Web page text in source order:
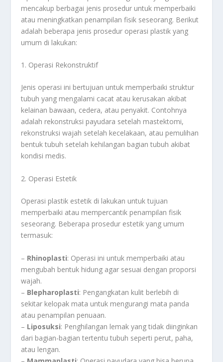
mencakup berbagai jenis prosedur untuk memperbaiki
atau meningkatkan penampilan fisik seseorang. Berikut
adalah beberapa jenis prosedur operasi plastik yang
umum di lakukan:
1. Operasi Rekonstruktif
Jenis operasi ini bertujuan untuk memperbaiki struktur
tubuh yang mengalami cacat atau kerusakan akibat
kelainan bawaan, cedera, atau penyakit. Contohnya
adalah rekonstruksi payudara setelah mastektomi,
rekonstruksi wajah setelah kecelakaan, atau pemulihan
bentuk tubuh setelah kehilangan bagian tubuh akibat
kondisi medis.
2. Operasi Estetik
Operasi plastik estetik di lakukan untuk tujuan
memperbaiki atau mempercantik penampilan fisik
seseorang. Beberapa prosedur estetik yang umum
termasuk:
– Rhinoplasti: Operasi ini untuk memperbaiki atau
mengubah bentuk hidung agar sesuai dengan proporsi
wajah.
– Blepharoplasti: Pengangkatan kulit berlebih di
sekitar kelopak mata untuk mengurangi mata panda
atau penampilan penuaan.
– Liposuksi: Penghilangan lemak yang tidak diinginkan
dari bagian-bagian tertentu tubuh seperti perut, paha,
atau lengan.